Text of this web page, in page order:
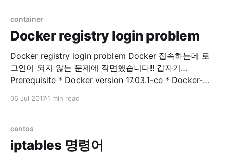
database_name 사용자 목록 표시 -# \du Role 생성 -#
CREATE
container
Docker registry login problem
Docker registry login problem Docker 접속하는데 로
그인이 되지 않는 문제에 직면했습니다!! 갑자기…
Prerequisite * Docker version 17.03.1-ce * Docker-
http://docker.example.com/v2/: dial tcp 176.32.
06 Jul 20171 min read
centos
iptables 명령어